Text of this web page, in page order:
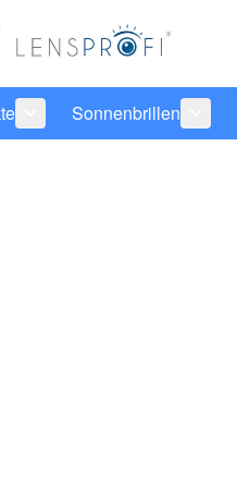
Kontaktlinsen anzeigen
Untermenü für Kategorie
Sonnenbrillen